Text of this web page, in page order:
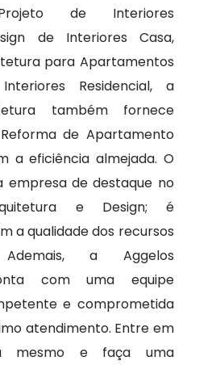
de Interiores
de Interiores Casa,
para Apartamentos
Residencial, a
também fornece
de Apartamento
a eficiência almejada. O
empresa de destaque no
e Design; é
a qualidade dos recursos
Ademais, a Aggelos
com uma equipe
e comprometida
atendimento. Entre em
mesmo e faça uma